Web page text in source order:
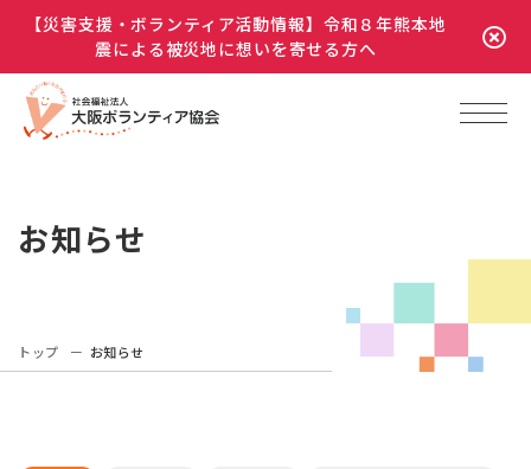
【災害支援・ボランティア活動情報】令和８年熊本地
震による被災地に想いを寄せる方へ
お知らせ
トップ お知らせ